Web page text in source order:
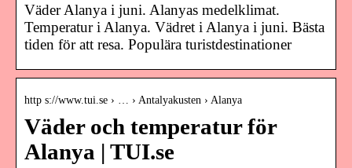
Väder Alanya i juni. Alanyas medelklimat.
Temperatur i Alanya. Vädret i Alanya i juni. Bästa
tiden för att resa. Populära turistdestinationer
http s://www.tui.se › … › Antalyakusten › Alanya
Väder och temperatur för
Alanya | TUI.se